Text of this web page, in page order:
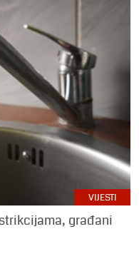
VIJESTI
građani